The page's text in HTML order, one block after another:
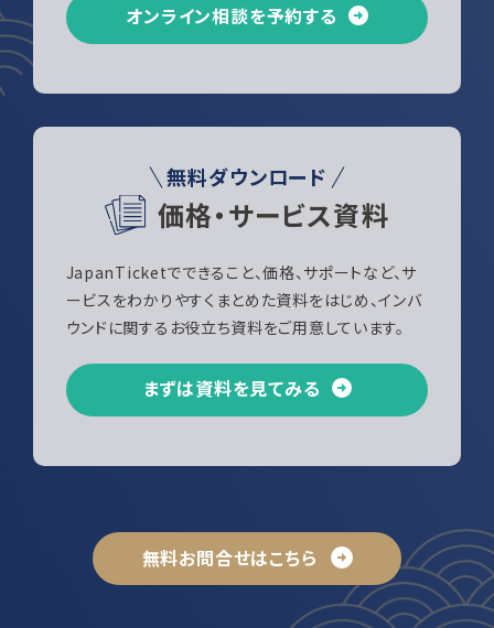
オンライン相談を予約する
無料ダウンロード
価格・サービス資料
JapanTicketでできること、価格、サポートなど、サ
ービスをわかりやすくまとめた資料をはじめ、インバ
ウンドに関するお役立ち資料をご用意しています。
まずは資料を見てみる
無料お問合せはこちら